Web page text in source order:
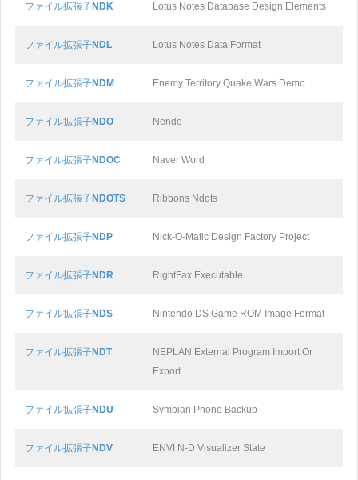
ファイル拡張子NDK Lotus Notes Database Design Elements
ファイル拡張子NDL Lotus Notes Data Format
ファイル拡張子NDM Enemy Territory Quake Wars Demo
ファイル拡張子NDO Nendo
ファイル拡張子NDOC Naver Word
ファイル拡張子NDOTS Ribbons Ndots
ファイル拡張子NDP Nick-O-Matic Design Factory Project
ファイル拡張子NDR RightFax Executable
ファイル拡張子NDS Nintendo DS Game ROM Image Format
ファイル拡張子NDT
NEPLAN External Program Import Or
Export
ファイル拡張子NDU Symbian Phone Backup
ファイル拡張子NDV ENVI N-D Visualizer State